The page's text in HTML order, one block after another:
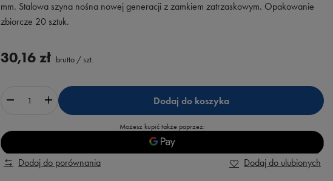
mm. Stalowa szyna nośna nowej generacji z zamkiem zatrzaskowym. Opakowanie
zbiorcze 20 sztuk.
30,16 zł brutto / szt.
Dodaj do koszyka
Możesz kupić także poprzez:
Dodaj do porównania Dodaj do ulubionych